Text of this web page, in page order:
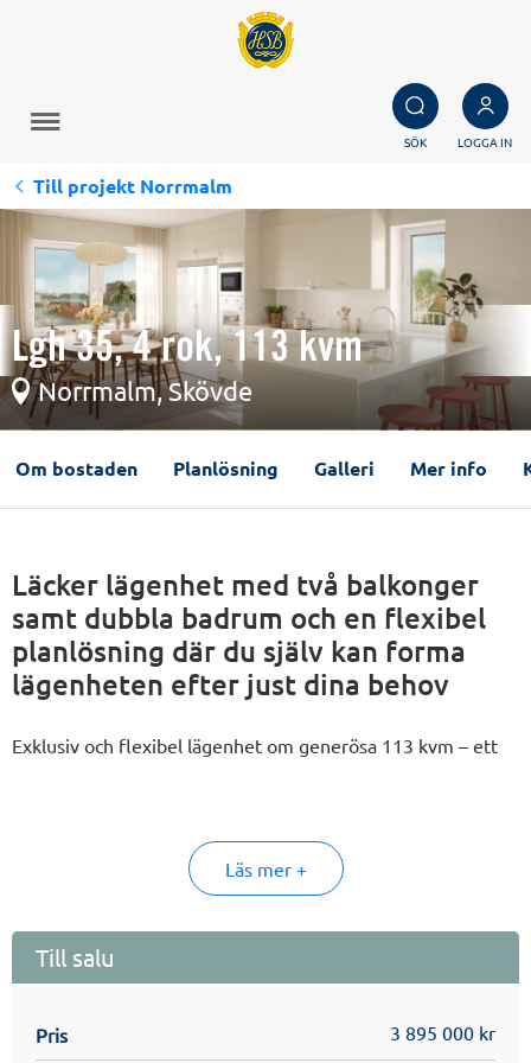
SÖK LOGGA IN
Till projekt Norrmalm
Lgh 35, 4 rok, 113 kvm
Norrmalm, Skövde
Om bostaden Planlösning Galleri Mer info
Läcker lägenhet med två balkonger
samt dubbla badrum och en flexibel
planlösning där du själv kan forma
lägenheten efter just dina behov
Exklusiv och flexibel lägenhet om generösa 113 kvm – ett
prioriterar stora sociala ytor eller fler sovrum.
Bostaden präglas av ljusa, rymliga ytor och en
klinkergolv samt goda förvaringsmöjligheter i en praktisk
garderob med skjutdörrar. Vidare löper ett enhetligt
sammanhållen känsla.
Läs mer +
Till salu
Pris 3 895 000 kr